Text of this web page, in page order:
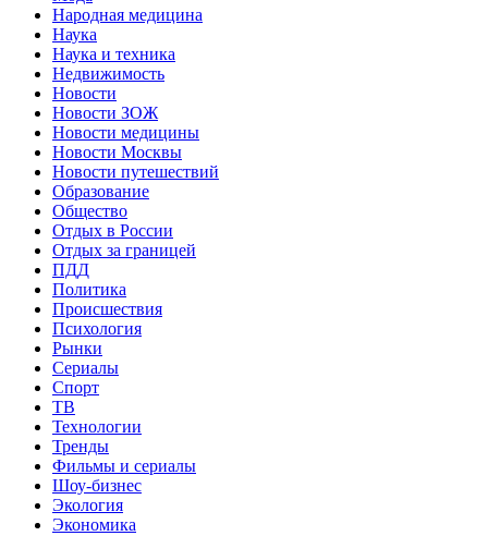
Народная медицина
Наука
Наука и техника
Недвижимость
Новости
Новости ЗОЖ
Новости медицины
Новости Москвы
Новости путешествий
Образование
Общество
Отдых в России
Отдых за границей
ПДД
Политика
Происшествия
Психология
Рынки
Сериалы
Спорт
ТВ
Технологии
Тренды
Фильмы и сериалы
Шоу-бизнес
Экология
Экономика